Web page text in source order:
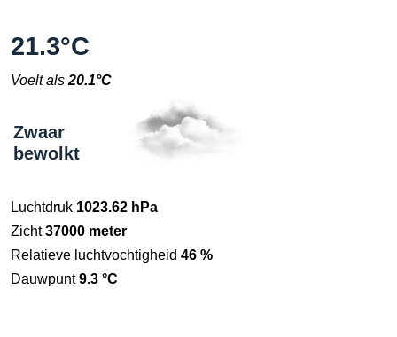
21.3°C
Voelt als 20.1°C
Zwaar
bewolkt
Luchtdruk 1023.62 hPa
Zicht37000 meter
Relatieve luchtvochtigheid 46 %
Dauwpunt9.3 °C